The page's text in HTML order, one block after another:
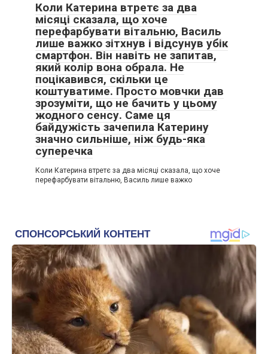
Коли Катерина втретє за два
місяці сказала, що хоче
перефарбувати вітальню, Василь
лише важко зітхнув і відсунув убік
смартфон. Він навіть не запитав,
який колір вона обрала. Не
поцікавився, скільки це
коштуватиме. Просто мовчки дав
зрозуміти, що не бачить у цьому
жодного сенсу. Саме ця
байдужість зачепила Катерину
значно сильніше, ніж будь-яка
суперечка
Коли Катерина втретє за два місяці сказала, що хоче
перефарбувати вітальню, Василь лише важко